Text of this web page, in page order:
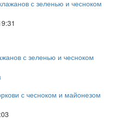
с зеленью и чесноком